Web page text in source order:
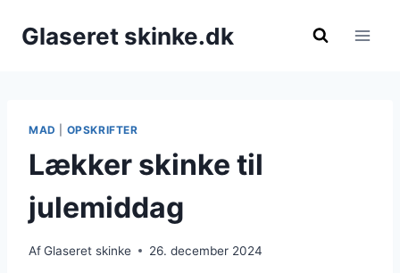
Glaseret skinke.dk
MAD OPSKRIFTER
Lækker skinke til
julemiddag
AfGlaseret skinke 26. december 2024